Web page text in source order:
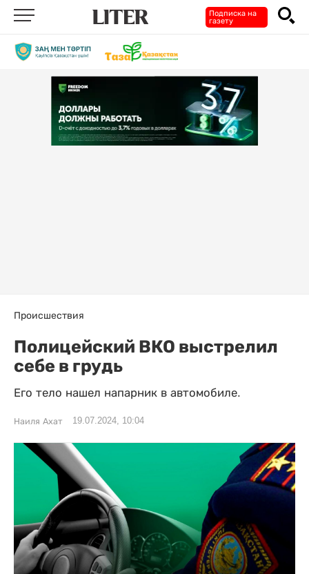
Подписка на
газету
Происшествия
Полицейский ВКО выстрелил
себе в грудь
Его тело нашел напарник в автомобиле.
Наиля Ахат 19.07.2024, 10:04